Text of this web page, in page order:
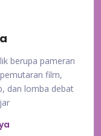
berupa pameran
film,
dan lomba debat